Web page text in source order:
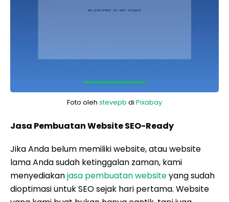
Foto oleh stevepb di Pixabay
Jasa Pembuatan Website SEO-Ready
Jika Anda belum memiliki website, atau website
lama Anda sudah ketinggalan zaman, kami
menyediakanjasa pembuatan websiteyang sudah
dioptimasi untuk SEO sejak hari pertama. Website